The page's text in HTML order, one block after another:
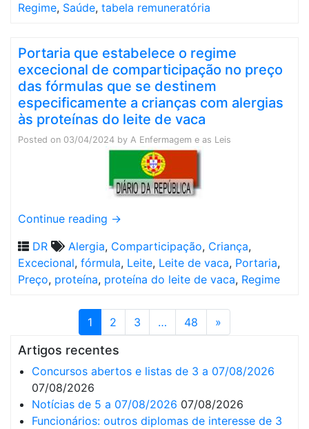
Regime, Saúde, tabela remuneratória
Portaria que estabelece o regime
excecional de comparticipação no preço
das fórmulas que se destinem
especificamente a crianças com alergias
às proteínas do leite de vaca
Posted on 03/04/2024 by A Enfermagem e as Leis
Continue reading →
DR
Alergia, Comparticipação, Criança,
Excecional, fórmula, Leite, Leite de vaca, Portaria,
Preço, proteína, proteína do leite de vaca, Regime
1 2 3 … 48 »
Artigos recentes
Concursos abertos e listas de 3 a 07/08/2026
07/08/2026
Notícias de 5 a 07/08/2026 07/08/2026
Funcionários: outros diplomas de interesse de 3